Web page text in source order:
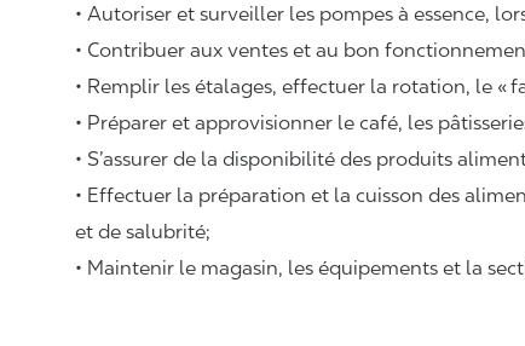
• Autoriser et surveiller les pompes à essence,
• Contribuer aux ventes et au bon
• Remplir les étalages, effectuer la rotation, le «
• Préparer et approvisionner le café, les
• S’assurer de la disponibilité des produits
• Effectuer la préparation et la cuisson des
et de salubrité;
• Maintenir le magasin, les équipements et la